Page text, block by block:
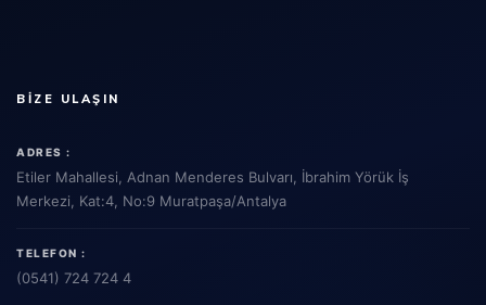
BIZE ULAŞIN
ADRES :
Etiler Mahallesi, Adnan Menderes Bulvarı, İbrahim Yörük İş
Merkezi, Kat:4, No:9 Muratpaşa/Antalya
TELEFON :
(0541) 724 724 4